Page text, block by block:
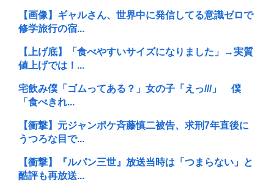
【画像】ギャルさん、世界中に発信してる意識ゼロで
修学旅行の宿...
【上げ底】「食べやすいサイズになりました」→実質
値上げでは！...
宅飲み僕「ゴムってある？」女の子「えっ///」 僕
「食べきれ...
【衝撃】元ジャンポケ斉藤慎二被告、求刑7年直後に
うつろな目で...
【衝撃】『ルパン三世』放送当時は「つまらない」と
酷評も再放送...